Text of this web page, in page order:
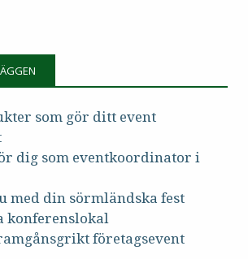
som gör ditt event
dig som eventkoordinator i
med din sörmländska fest
konferenslokal
företagsevent